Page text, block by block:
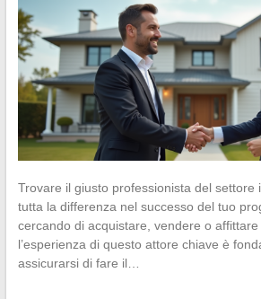
Trovare il giusto professionista del settore
tutta la differenza nel successo del tuo
cercando di acquistare, vendere o affittare
l’esperienza di questo attore chiave è
assicurarsi di fare il…